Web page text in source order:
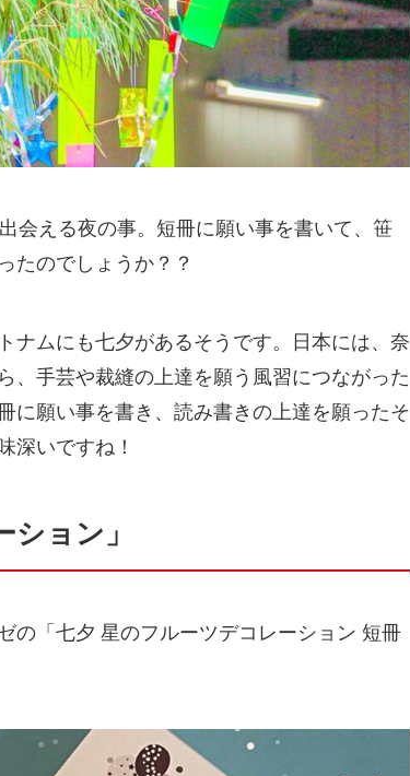
会える夜の事。短冊に願い事を書いて、笹
たのでしょうか？？
ナムにも七夕があるそうです。日本には、奈
、手芸や裁縫の上達を願う風習につながった
に願い事を書き、読み書きの上達を願ったそ
深いですね！
ョン」
の「七夕 星のフルーツデコレーション 短冊